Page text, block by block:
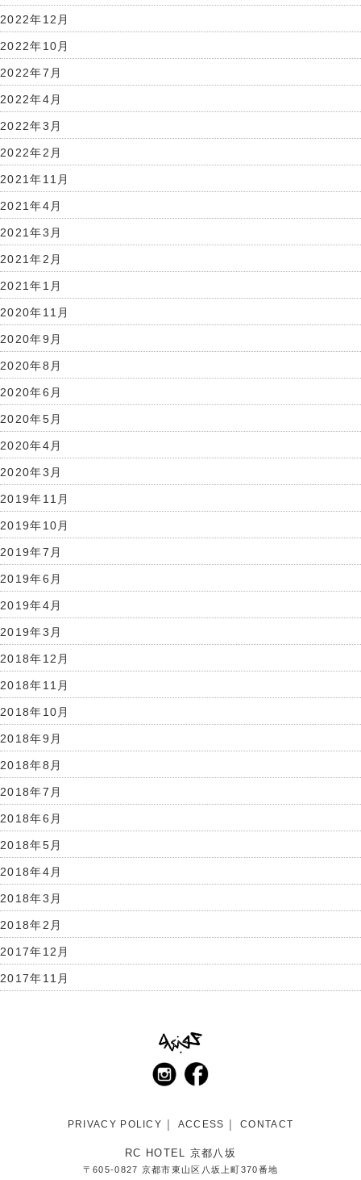
2022年12月
2022年10月
2022年7月
2022年4月
2022年3月
2022年2月
2021年11月
2021年4月
2021年3月
2021年2月
2021年1月
2020年11月
2020年9月
2020年8月
2020年6月
2020年5月
2020年4月
2020年3月
2019年11月
2019年10月
2019年7月
2019年6月
2019年4月
2019年3月
2018年12月
2018年11月
2018年10月
2018年9月
2018年8月
2018年7月
2018年6月
2018年5月
2018年4月
2018年3月
2018年2月
2017年12月
2017年11月
PRIVACY POLICY ACCESS CONTACT
RC HOTEL 京都八坂
〒605-0827 京都市東山区八坂上町370番地